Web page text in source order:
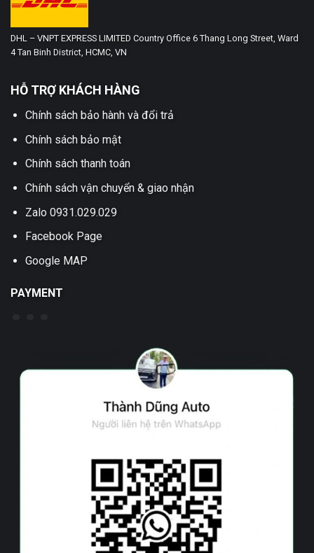
DHL – VNPT EXPRESS LIMITED Country Office 6 Thang Long Street, Ward
4 Tan Binh District, HCMC, VN
HỖ TRỢ KHÁCH HÀNG
Chính sách bảo hành và đổi trả
Chính sách bảo mật
Chính sách thanh toán
Chính sách vận chuyển & giao nhận
Zalo 0931.029.029
Facebook Page
Google MAP
PAYMENT